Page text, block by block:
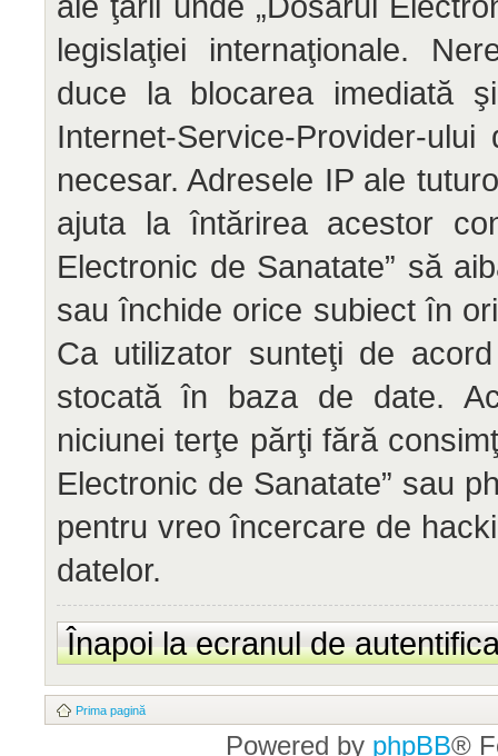
legislaţiei internaţionale.
duce la blocarea imediată
Internet-Service-Provider-
necesar. Adresele IP ale
ajuta la întărirea acestor
Electronic de Sanatate” să
sau închide orice subiect în
Ca utilizator sunteţi de
stocată în baza de date.
niciunei terţe părţi fără
Electronic de Sanatate” sau
pentru vreo încercare de
datelor.
Înapoi la ecranul de
Prima pagină
Powered by phpBB®